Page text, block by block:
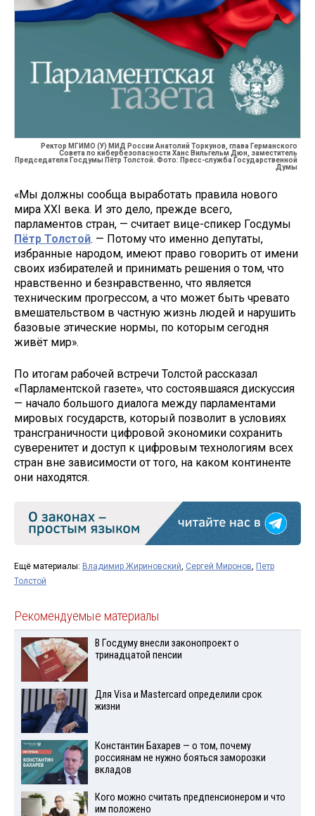
Ректор МГИМО (У) МИД России Анатолий Торкунов, глава Германского
Совета по кибербезопасности Ханс Вильгельм Дюн, заместитель
Председателя Госдумы Пётр Толстой. Фото: Пресс-служба Государственной
Думы
«Мы должны сообща выработать правила нового
мира XXI века. И это дело, прежде всего,
парламентов стран, — считает вице-спикер Госдумы
Пётр Толстой. — Потому что именно депутаты,
избранные народом, имеют право говорить от имени
своих избирателей и принимать решения о том, что
нравственно и безнравственно, что является
техническим прогрессом, а что может быть чревато
вмешательством в частную жизнь людей и нарушить
базовые этические нормы, по которым сегодня
живёт мир».
По итогам рабочей встречи Толстой рассказал
«Парламентской газете», что состоявшаяся дискуссия
— начало большого диалога между парламентами
мировых государств, который позволит в условиях
трансграничности цифровой экономики сохранить
суверенитет и доступ к цифровым технологиям всех
стран вне зависимости от того, на каком континенте
они находятся.
Ещё материалы: Владимир Жириновский, Сергей Миронов, Петр
Толстой
Рекомендуемые материалы
В Госдуму внесли законопроект о
тринадцатой пенсии
Для Visа и Mastercard определили срок
жизни
Константин Бахарев — о том, почему
россиянам не нужно бояться заморозки
вкладов
Кого можно считать предпенсионером и что
им положено